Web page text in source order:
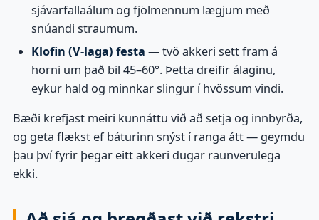
sjávarfallaálum og fjölmennum lægjum með
snúandi straumum.
Klofin (V-laga) festa — tvö akkeri sett fram á
horni um það bil 45–60°. Þetta dreifir álaginu,
eykur hald og minnkar slingur í hvössum vindi.
Bæði krefjast meiri kunnáttu við að setja og innbyrða,
og geta flækst ef báturinn snýst í ranga átt — geymdu
þau því fyrir þegar eitt akkeri dugar raunverulega
ekki.